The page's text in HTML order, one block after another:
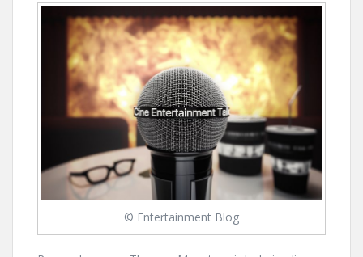
© Entertainment Blog